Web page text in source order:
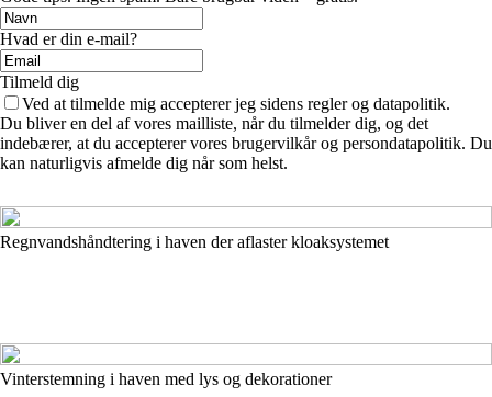
Hvad er din e-mail?
Tilmeld dig
Ved at tilmelde mig accepterer jeg sidens regler og datapolitik.
Du bliver en del af vores mailliste, når du tilmelder dig, og det
indebærer, at du accepterer vores brugervilkår og persondatapolitik. Du
kan naturligvis afmelde dig når som helst.
Regnvandshåndtering i haven der aflaster kloaksystemet
Vinterstemning i haven med lys og dekorationer